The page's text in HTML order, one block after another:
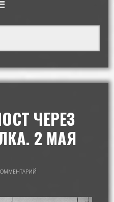
ЧЕРЕЗ
2 МАЯ